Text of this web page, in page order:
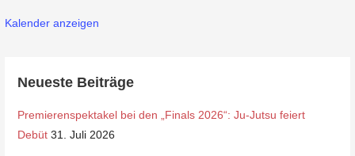
Kalender anzeigen
Neueste Beiträge
Premierenspektakel bei den „Finals 2026“: Ju-Jutsu feiert
Debüt 31. Juli 2026